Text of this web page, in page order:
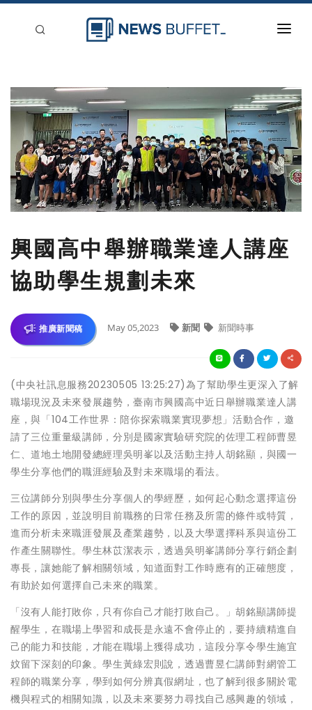
新聞稿分類
登入
刊登
興國高中舉辦職業達人講座
協助學生規劃未來
推廣新聞稿 May 05,2023 新聞 新聞時事
(中央社訊息服務20230505 13:25:27)為了幫助學生更深入了解
職場現況及未來發展趨勢，臺南市興國高中近日舉辦職業達人講
座，與「104工作世界：陪你探索職業實現夢想」活動合作，邀
請了三位重量級講師，分別是國家實驗研究院的佐理工程師曹昱
仁、道地土地開發總經理吳明峯以及活動主持人胡銘顯，與國一
學生分享他們的職涯經驗及對未來職場的看法。
三位講師分別與學生分享個人的學經歷，如何起心動念選擇這份
工作的原因，並說明目前職務的日常任務及所需的條件或特質，
進而分析未來職涯發展及產業趨勢，以及大學選擇科系與這份工
作產生關聯性。學生林苡潔表示，透過吳明峯講師分享行銷企劃
專長，讓她能了解相關領域，知道面對工作時應有的正確態度，
有助於如何選擇自己未來的職業。
「沒有人能打敗你，只有你自己才能打敗自己。」胡銘顯講師提
醒學生，在職場上學習和成長是永遠不會停止的，要持續精進自
己的能力和技能，才能在職場上獲得成功，這段分享令學生施宜
妏留下深刻的印象。學生黃綠宏則說，透過曹昱仁講師對網管工
程師的職業分享，學到如何分辨真假網址，也了解到很多關於電
機與程式的相關知識，以及未來要努力尋找自己感興趣的領域，